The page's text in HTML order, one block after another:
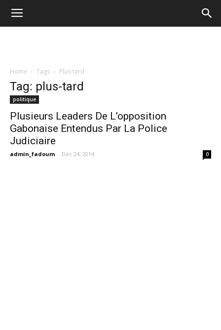
Home Tags Plus-tard
Tag: plus-tard
politique
Plusieurs Leaders De L’opposition
Gabonaise Entendus Par La Police
Judiciaire
admin_fadoum - Dec 24, 2014 0